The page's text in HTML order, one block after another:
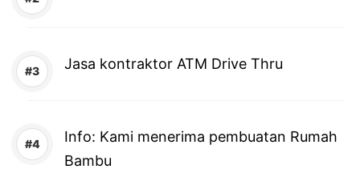
Jasa kontraktor ATM Drive Thru
Info: Kami menerima pembuatan Rumah
Bambu